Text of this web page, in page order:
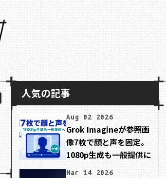
人気の記事
Aug 02 2026
Grok Imagineが参照画
像7枚で顔と声を固定。
1080p生成も一般提供に
Mar 14 2026